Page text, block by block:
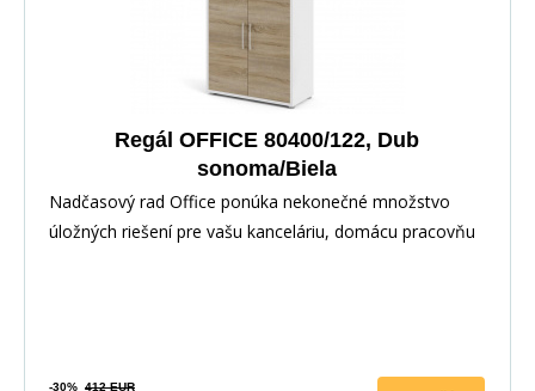
Regál OFFICE 80400/122, Dub
sonoma/Biela
Nadčasový rad Office ponúka nekonečné množstvo
úložných riešení pre vašu kanceláriu, domácu pracovňu
-30% 412 EUR